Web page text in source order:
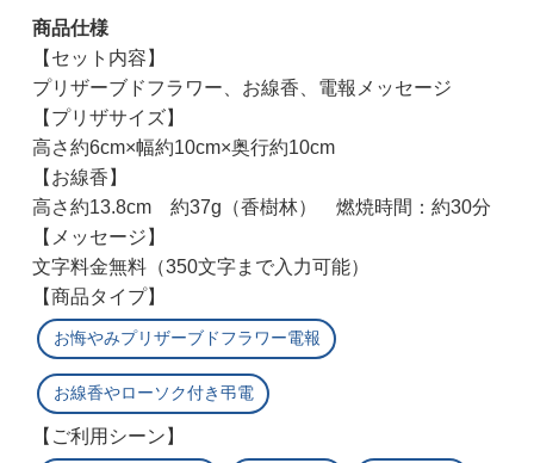
商品仕様
【セット内容】
プリザーブドフラワー、お線香、電報メッセージ
【プリザサイズ】
高さ約6cm×幅約10cm×奥行約10cm
【お線香】
高さ約13.8cm 約37g（香樹林） 燃焼時間：約30分
【メッセージ】
文字料金無料（350文字まで入力可能）
【商品タイプ】
お悔やみプリザーブドフラワー電報
お線香やローソク付き弔電
【ご利用シーン】